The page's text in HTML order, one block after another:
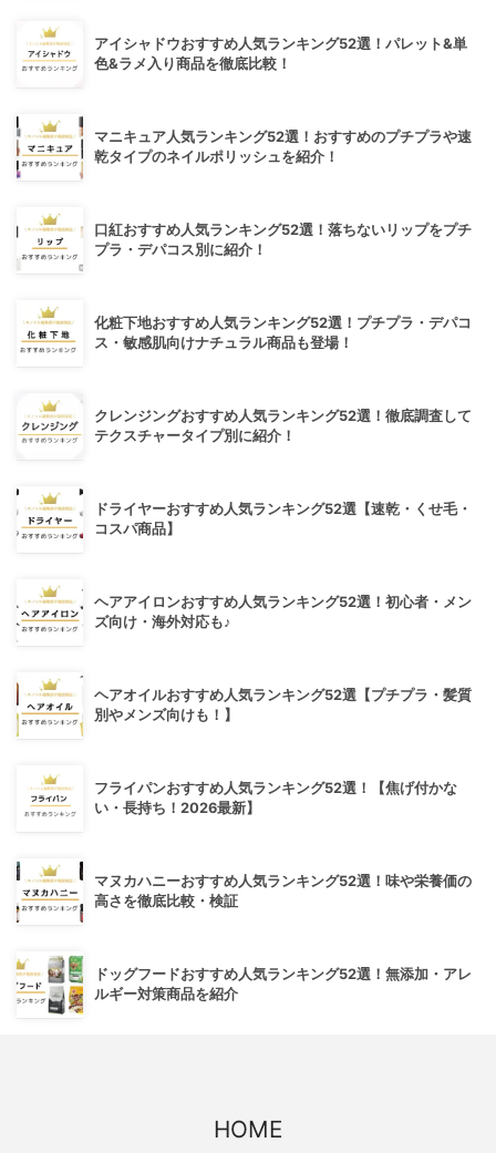
アイシャドウおすすめ人気ランキング52選！パレット&単
色&ラメ入り商品を徹底比較！
マニキュア人気ランキング52選！おすすめのプチプラや速
乾タイプのネイルポリッシュを紹介！
口紅おすすめ人気ランキング52選！落ちないリップをプチ
プラ・デパコス別に紹介！
化粧下地おすすめ人気ランキング52選！プチプラ・デパコ
ス・敏感肌向けナチュラル商品も登場！
クレンジングおすすめ人気ランキング52選！徹底調査して
テクスチャータイプ別に紹介！
ドライヤーおすすめ人気ランキング52選【速乾・くせ毛・
コスパ商品】
ヘアアイロンおすすめ人気ランキング52選！初心者・メン
ズ向け・海外対応も♪
ヘアオイルおすすめ人気ランキング52選【プチプラ・髪質
別やメンズ向けも！】
フライパンおすすめ人気ランキング52選！【焦げ付かな
い・長持ち！2026最新】
マヌカハニーおすすめ人気ランキング52選！味や栄養価の
高さを徹底比較・検証
ドッグフードおすすめ人気ランキング52選！無添加・アレ
ルギー対策商品を紹介
HOME